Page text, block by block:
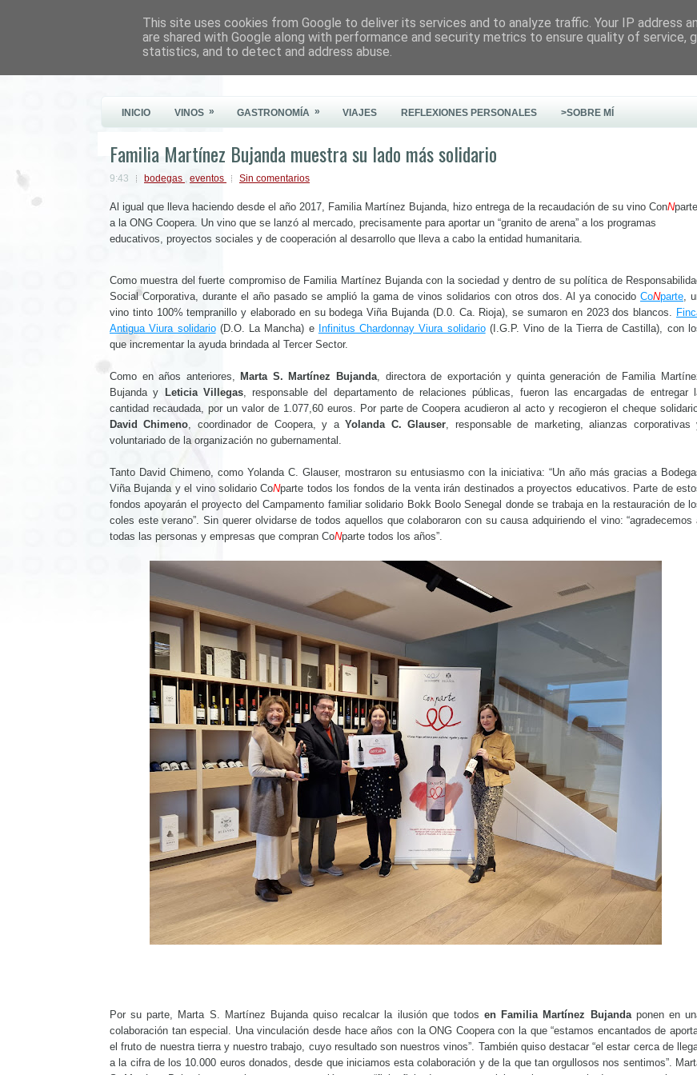
Este Vino Me Gusta
INICIO VINOS » GASTRONOMÍA » VIAJES REFLEXIONES PERSONALES >SOBRE MÍ
Familia Martínez Bujanda muestra su lado más solidario
9:43 bodegas , eventos Sin comentarios
Al igual que lleva haciendo desde el año 2017, Familia Martínez Bujanda, hizo entrega de la recaudación de su vino ConNparte
a la ONG Coopera. Un vino que se lanzó al mercado, precisamente para aportar un “granito de arena” a los programas
educativos, proyectos sociales y de cooperación al desarrollo que lleva a cabo la entidad humanitaria.
Como muestra del fuerte compromiso de Familia Martínez Bujanda con la sociedad y dentro de su política de
Social Corporativa, durante el año pasado se amplió la gama de vinos solidarios con otros dos. Al ya conocido CoNparte,
vino tinto 100% tempranillo y elaborado en su bodega Viña Bujanda (D.0. Ca. Rioja), se sumaron en 2023 dos blancos.
Antigua Viura solidario(D.O. La Mancha) e Infinitus Chardonnay Viura solidario(I.G.P. Vino de la Tierra de Castilla), con
que incrementar la ayuda brindada al Tercer Sector.
Como en años anteriores, Marta S. Martínez Bujanda, directora de exportación y quinta generación de Familia
Bujanda y
Leticia Villegas, responsable del departamento de relaciones públicas, fueron las encargadas de entregar
cantidad recaudada, por un valor de 1.077,60 euros. Por parte de Coopera acudieron al acto y recogieron el cheque
David Chimeno, coordinador de Coopera, y aYolanda C. Glauser, responsable de marketing, alianzas corporativas
voluntariado de la organización no gubernamental.
Tanto David Chimeno, como Yolanda C. Glauser, mostraron su entusiasmo con la iniciativa: “Un año más gracias a
Viña Bujanda y el vino solidario CoNparte todos los fondos de la venta irán destinados a proyectos educativos. Parte de
fondos apoyarán el proyecto del Campamento familiar solidario Bokk Boolo Senegal donde se trabaja en la restauración de
coles este verano”. Sin querer olvidarse de todos aquellos que colaboraron con su causa adquiriendo el vino: “agradecemos
todas las personas y empresas que compran CoNparte todos los años”.
Por su parte, Marta S. Martínez Bujanda quiso recalcar la ilusión que todosen Familia Martínez Bujandaponen en
colaboración tan especial. Una vinculación desde hace años con la ONG Coopera con la que “estamos encantados de
el fruto de nuestra tierra y nuestro trabajo, cuyo resultado son nuestros vinos”. También quiso destacar “el estar cerca de
a la cifra de los 10.000 euros donados, desde que iniciamos esta colaboración y de la que tan orgullosos nos sentimos”.
This site uses cookies from Google to deliver its services and to analyze traffic. Your IP address
are shared with Google along with performance and security metrics to ensure quality of service,
statistics, and to detect and address abuse.